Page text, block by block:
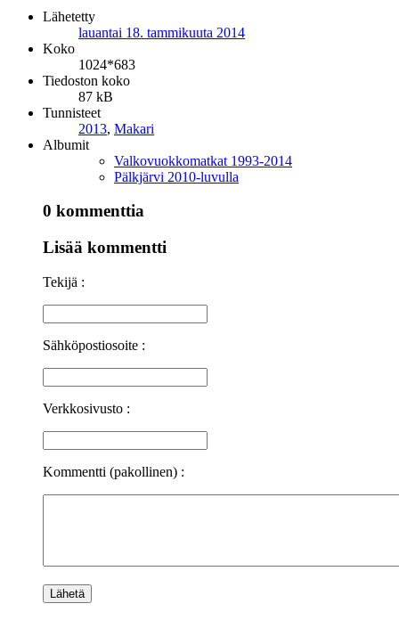
Lähetetty
lauantai 18. tammikuuta 2014
Koko
1024*683
Tiedoston koko
87 kB
Tunnisteet
2013, Makari
Albumit
Valkovuokkomatkat 1993-2014
Pälkjärvi 2010-luvulla
0 kommenttia
Lisää kommentti
Tekijä :
Sähköpostiosoite :
Verkkosivusto :
Kommentti (pakollinen) :